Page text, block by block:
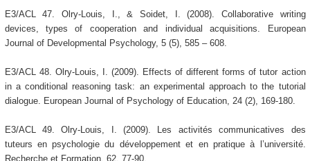
E3/ACL 47. Olry-Louis, I., & Soidet, I. (2008). Collaborative writing
devices, types of cooperation and individual acquisitions. European
Journal of Developmental Psychology, 5 (5), 585 – 608.
E3/ACL 48. Olry-Louis, I. (2009). Effects of different forms of tutor action
in a conditional reasoning task: an experimental approach to the tutorial
dialogue. European Journal of Psychology of Education, 24 (2), 169-180.
E3/ACL 49. Olry-Louis, I. (2009). Les activités communicatives des
tuteurs en psychologie du développement et en pratique à l’université.
Recherche et Formation, 62, 77-90.